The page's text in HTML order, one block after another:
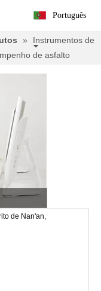
Português
»
Instrumentos de
de asfalto
de Nan'an,